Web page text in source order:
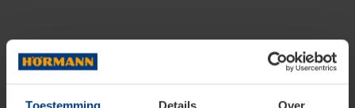
Toestemming Details Over